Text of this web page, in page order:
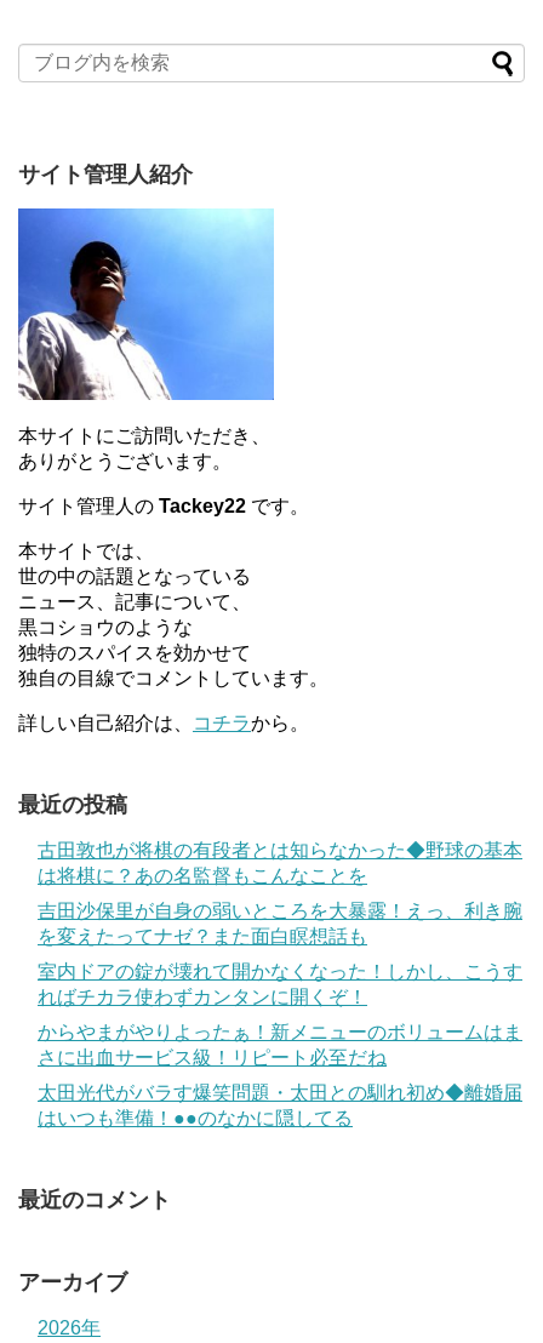
サイト管理人紹介
本サイトにご訪問いただき、
ありがとうございます。
サイト管理人の Tackey22 です。
本サイトでは、
世の中の話題となっている
ニュース、記事について、
黒コショウのような
独特のスパイスを効かせて
独自の目線でコメントしています。
詳しい自己紹介は、 コチラから。
最近の投稿
古田敦也が将棋の有段者とは知らなかった◆野球の基本
は将棋に？あの名監督もこんなことを
吉田沙保里が自身の弱いところを大暴露！えっ、利き腕
を変えたってナゼ？また面白瞑想話も
室内ドアの錠が壊れて開かなくなった！しかし、こうす
ればチカラ使わずカンタンに開くぞ！
からやまがやりよったぁ！新メニューのボリュームはま
さに出血サービス級！リピート必至だね
太田光代がバラす爆笑問題・太田との馴れ初め◆離婚届
はいつも準備！●●のなかに隠してる
最近のコメント
アーカイブ
2026年